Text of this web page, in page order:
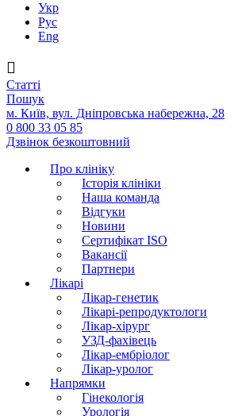
Укр
Рус
Eng
Статтi
Пошук
м. Київ, вул. Дніпровська набережна, 28
0 800 33 05 85
Дзвінок безкоштовний
Про клініку
Історія клініки
Наша команда
Вiдгуки
Новини
Сертифікат ISO
Вакансії
Партнери
Лікарі
Лікар-генетик
Лікарі-репродуктологи
Лікар-хірург
УЗД-фахівець
Лікар-ембріолог
Лікар-уролог
Напрямки
Гінекологія
Урологія